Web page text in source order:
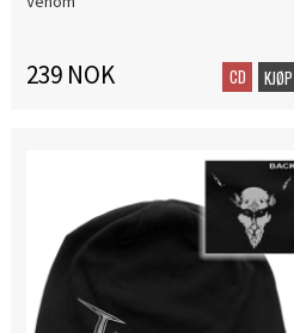
239 NOK CD KJØP